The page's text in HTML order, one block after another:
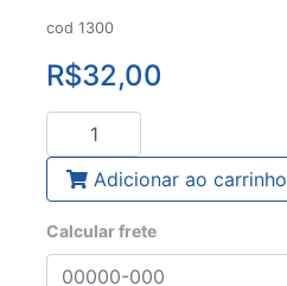
cod 1300
R$32,00
Adicionar ao carrinho
Calcular frete